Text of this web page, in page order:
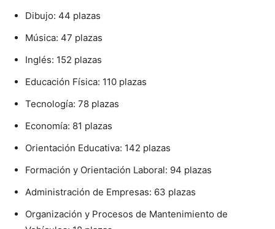
Dibujo: 44 plazas
Música: 47 plazas
Inglés: 152 plazas
Educación Física: 110 plazas
Tecnología: 78 plazas
Economía: 81 plazas
Orientación Educativa: 142 plazas
Formación y Orientación Laboral: 94 plazas
Administración de Empresas: 63 plazas
Organización y Procesos de Mantenimiento de